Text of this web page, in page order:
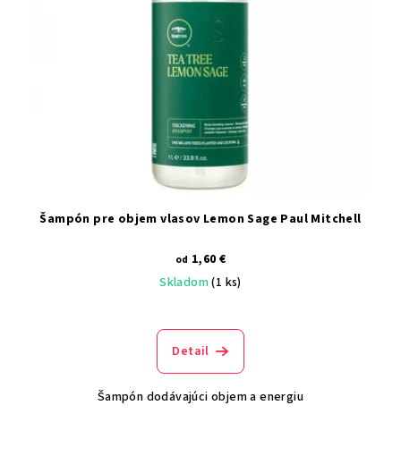
Šampón pre objem vlasov Lemon Sage Paul Mitchell
od 1,60 €
Skladom(1 ks)
Detail
Šampón dodávajúci objem a energiu